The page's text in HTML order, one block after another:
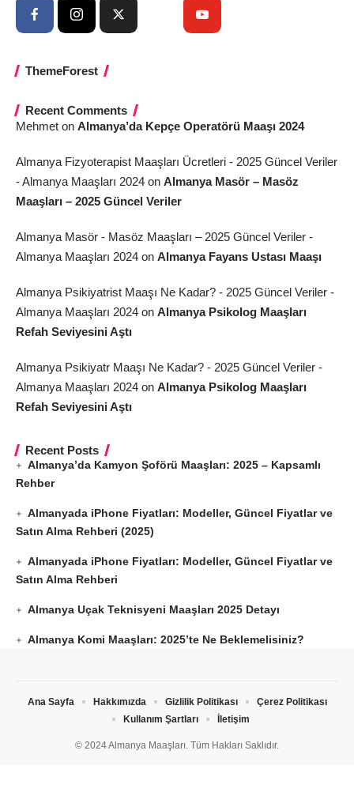
ThemeForest
Recent Comments
Mehmet on Almanya’da Kepçe Operatörü Maaşı 2024
Almanya Fizyoterapist Maaşları Ücretleri - 2025 Güncel Veriler
- Almanya Maaşları 2024 on Almanya Masör – Masöz
Maaşları – 2025 Güncel Veriler
Almanya Masör - Masöz Maaşları – 2025 Güncel Veriler -
Almanya Maaşları 2024 on Almanya Fayans Ustası Maaşı
Almanya Psikiyatrist Maaşı Ne Kadar? - 2025 Güncel Veriler -
Almanya Maaşları 2024 on Almanya Psikolog Maaşları
Refah Seviyesini Aştı
Almanya Psikiyatr Maaşı Ne Kadar? - 2025 Güncel Veriler -
Almanya Maaşları 2024 on Almanya Psikolog Maaşları
Refah Seviyesini Aştı
Recent Posts
Almanya’da Kamyon Şoförü Maaşları: 2025 – Kapsamlı
Rehber
Almanyada iPhone Fiyatları: Modeller, Güncel Fiyatlar ve
Satın Alma Rehberi (2025)
Almanyada iPhone Fiyatları: Modeller, Güncel Fiyatlar ve
Satın Alma Rehberi
Almanya Uçak Teknisyeni Maaşları 2025 Detayı
Almanya Komi Maaşları: 2025’te Ne Beklemelisiniz?
© 2024 Almanya Maaşları. Tüm Hakları Saklıdır.
Ana Sayfa Hakkımızda Gizlilik Politikası
Çerez Politikası
Kullanım Şartları
İletişim